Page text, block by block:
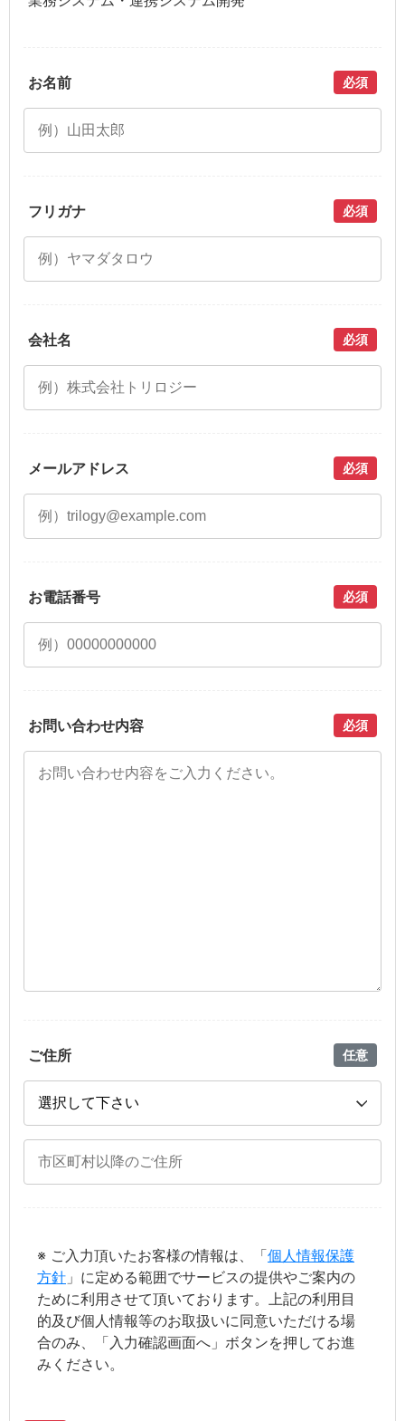
お名前 必須
フリガナ 必須
会社名 必須
メールアドレス 必須
お電話番号 必須
お問い合わせ内容 必須
ご住所 任意
※ ご入力頂いたお客様の情報は、「個人情報保護
方針 」に定める範囲でサービスの提供やご案内の
ために利用させて頂いております。上記の利用目
的及び個人情報等のお取扱いに同意いただける場
合のみ、「入力確認画面へ」ボタンを押してお進
みください。